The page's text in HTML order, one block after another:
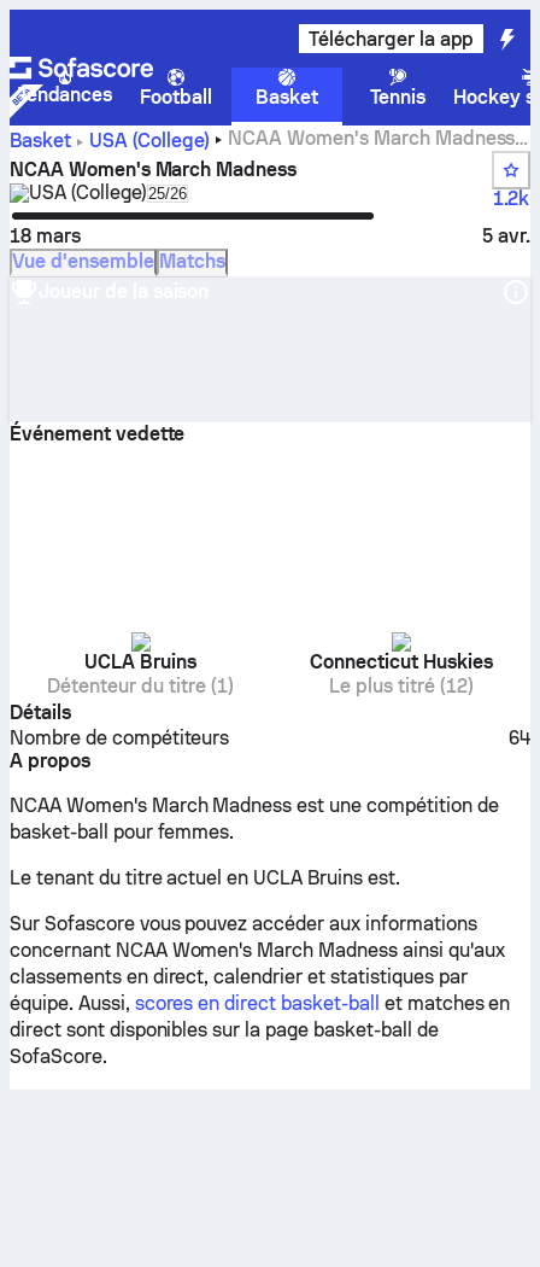
Télécharger la app
Tendances Football Basket Tennis
Hockey
Basket
USA (College)
NCAA Women's March Madness
scores , classements calendrier et statistiques
NCAA Women's March Madness
USA (College)Select season in unique tournament header
25/26
1.2k
18 mars
5 avr.
Vue d'ensemble Matchs
Événement vedette
UCLA Bruins
Détenteur du titre (1)
Connecticut Huskies
Le plus titré (12)
Détails
Nombre de compétiteurs
64
A propos
NCAA Women's March Madness est une compétition de
basket-ball pour femmes.
Le tenant du titre actuel en UCLA Bruins est.
Sur Sofascore vous pouvez accéder aux informations
concernant NCAA Women's March Madness ainsi qu'aux
classements en direct, calendrier et statistiques par
équipe. Aussi, scores en direct basket-ball
et matches en
direct sont disponibles sur la page basket-ball de
SofaScore.